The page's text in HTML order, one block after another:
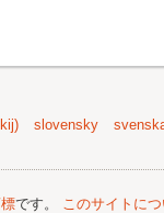
slovensky
です。 このサイトに